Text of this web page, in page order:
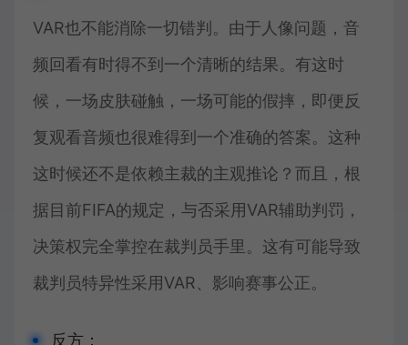
VAR也不能消除一切错判。由于人像问题，音
频回看有时得不到一个清晰的结果。有这时
候，一场皮肤碰触，一场可能的假摔，即便反
复观看音频也很难得到一个准确的答案。这种
这时候还不是依赖主裁的主观推论？而且，根
据目前FIFA的规定，与否采用VAR辅助判罚，
决策权完全掌控在裁判员手里。这有可能导致
裁判员特异性采用VAR、影响赛事公正。
反方：